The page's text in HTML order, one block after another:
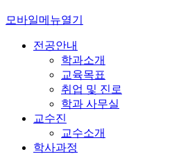
모바일메뉴열기
전공안내
학과소개
교육목표
취업 및 진로
학과 사무실
교수진
교수소개
학사과정